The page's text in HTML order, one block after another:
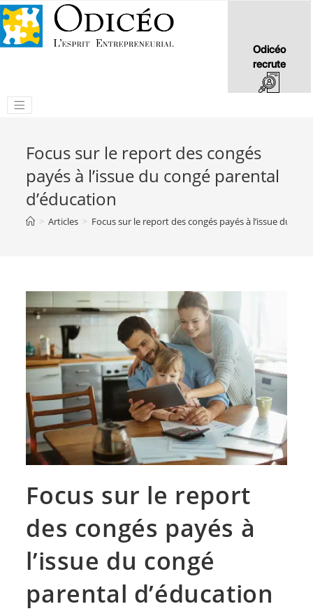
Odicéo
recrute
Focus sur le report des congés
payés à l’issue du congé parental
d’éducation
> Articles > Focus sur le report des congés payés à l’issue du
Focus sur le report
des congés payés à
l’issue du congé
parental d’éducation